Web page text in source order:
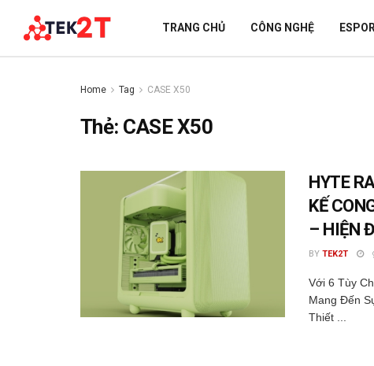
TRANG CHỦ CÔNG NGHỆ
Home Tag CASE X50
Thẻ: CASE X50
HYTE
KẾ
– HIỆN
BY TEK2T
Với 6 Tùy
Mang Đến
Thiết ...